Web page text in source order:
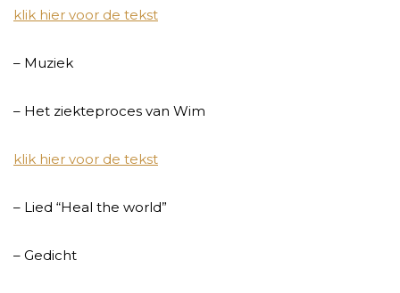
klik hier voor de tekst
– Muziek
– Het ziekteproces van Wim
klik hier voor de tekst
– Lied “Heal the world”
– Gedicht